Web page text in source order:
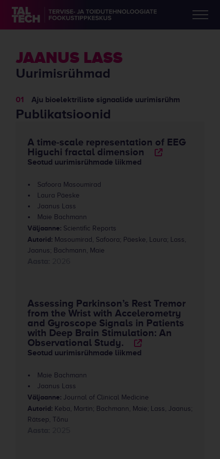
JAANUS LASS
Uurimisrühmad
Aju bioelektriliste signaalide uurimisrühm
Publikatsioonid
A time-scale representation of EEG
Higuchi fractal dimension
Seotud uurimisrühmade liikmed
Safoora Masoumirad
Laura Päeske
Jaanus Lass
Maie Bachmann
Väljaanne: Scientific Reports
Autorid: Masoumirad, Safoora; Päeske, Laura; Lass,
Jaanus; Bachmann, Maie
Assessing Parkinson’s Rest Tremor
from the Wrist with Accelerometry
and Gyroscope Signals in Patients
with Deep Brain Stimulation: An
Observational Study.
Seotud uurimisrühmade liikmed
Maie Bachmann
Jaanus Lass
Väljaanne: Journal of Clinical Medicine
Autorid: Keba, Martin; Bachmann, Maie; Lass, Jaanus;
Rätsep, Tõnu